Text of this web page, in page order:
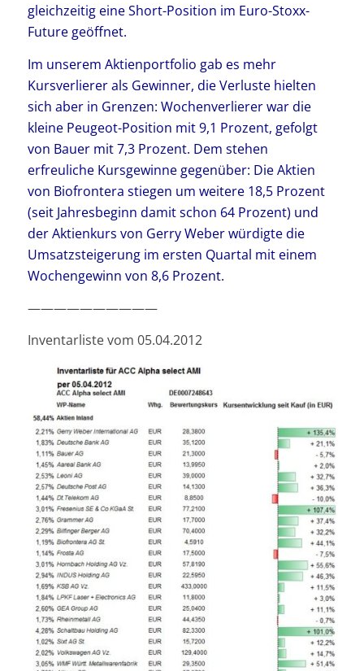
gleichzeitig eine Short-Position im Euro-Stoxx-
Future geöffnet.
Im unserem Aktienportfolio gab es mehr
Kursverlierer als Gewinner, die Verluste hielten
sich aber in Grenzen: Wochenverlierer war die
kleine Peugeot-Position mit 9,1 Prozent, gefolgt
von Bauer mit 7,3 Prozent. Dem stehen
erfreuliche Kursgewinne gegenüber: Die Aktien
von Biofrontera stiegen um weitere 18,5 Prozent
(seit Jahresbeginn damit schon 64 Prozent) und
der Aktienkurs von Gerry Weber würdigte die
Umsatzsteigerung im ersten Quartal mit einem
Wochengewinn von 8,6 Prozent.
——————————
Inventarliste vom 05.04.2012